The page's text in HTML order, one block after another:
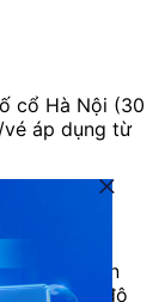
cổ Hà Nội (30
áp dụng từ
Bến thuyền
Đính, Cố đô